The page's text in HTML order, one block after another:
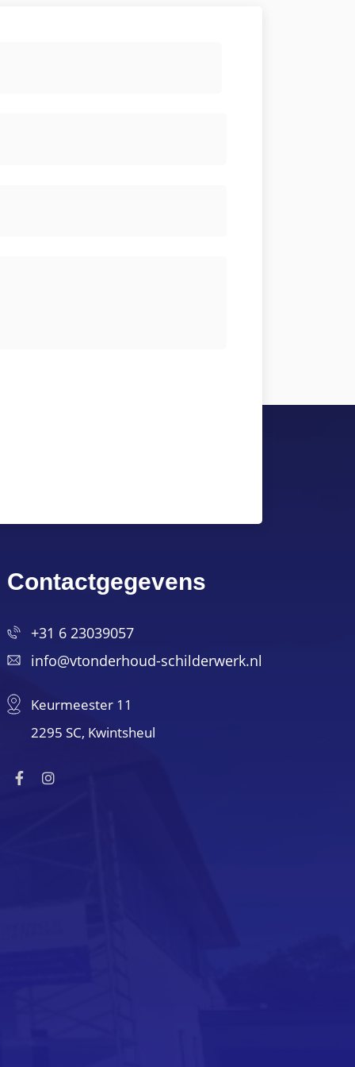
Contactgegevens
+31 6 23039057
info@vtonderhoud-schilderwerk.nl
Keurmeester 11
2295 SC, Kwintsheul